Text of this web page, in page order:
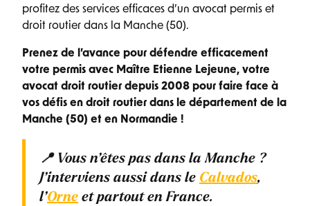
profitez des services efficaces d’un avocat permis et
droit routier dans la Manche (50).
Prenez de l’avance pour défendre efficacement
votre permis avec Maître Etienne Lejeune, votre
avocat droit routier depuis 2008 pour faire face à
vos défis en droit routier dans le département de la
Manche (50) et en Normandie !
📍 Vous n’êtes pas dans la Manche ?
J’interviens aussi dans le Calvados,
l’Orne et partout en France.